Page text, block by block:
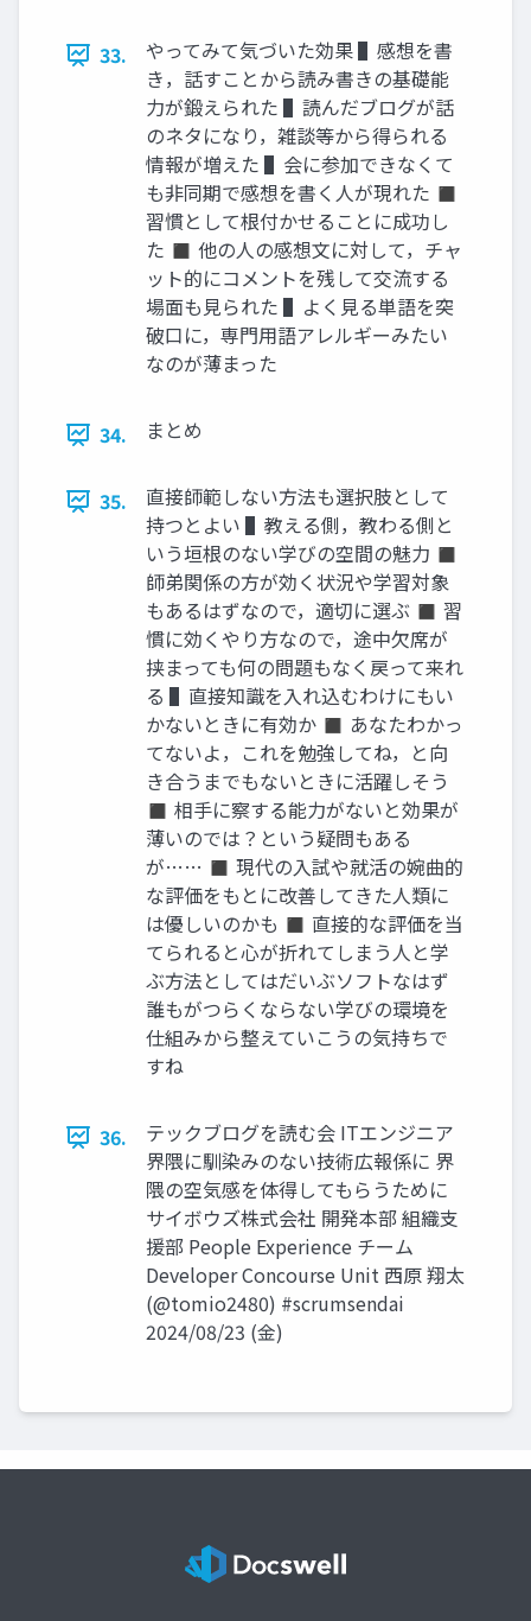
33.
やってみて気づいた効果 ▌感想を書
き，話すことから読み書きの基礎能
力が鍛えられた ▌読んだブログが話
のネタになり，雑談等から得られる
情報が増えた ▌会に参加できなくて
も非同期で感想を書く人が現れた ◼
習慣として根付かせることに成功し
た ◼ 他の人の感想文に対して，チャ
ット的にコメントを残して交流する
場面も見られた ▌よく見る単語を突
破口に，専門用語アレルギーみたい
なのが薄まった
34. まとめ
35.
直接師範しない方法も選択肢として
持つとよい ▌教える側，教わる側と
いう垣根のない学びの空間の魅力 ◼
師弟関係の方が効く状況や学習対象
もあるはずなので，適切に選ぶ ◼ 習
慣に効くやり方なので，途中欠席が
挟まっても何の問題もなく戻って来れ
る ▌直接知識を入れ込むわけにもい
かないときに有効か ◼ あなたわかっ
てないよ，これを勉強してね，と向
き合うまでもないときに活躍しそう
◼ 相手に察する能力がないと効果が
薄いのでは？という疑問もある
が…… ◼ 現代の入試や就活の婉曲的
な評価をもとに改善してきた人類に
は優しいのかも ◼ 直接的な評価を当
てられると心が折れてしまう人と学
ぶ方法としてはだいぶソフトなはず
誰もがつらくならない学びの環境を
仕組みから整えていこうの気持ちで
すね
36.
テックブログを読む会 ITエンジニア
界隈に馴染みのない技術広報係に 界
隈の空気感を体得してもらうために
サイボウズ株式会社 開発本部 組織支
援部 People Experience チーム
Developer Concourse Unit 西原 翔太
(@tomio2480) #scrumsendai
2024/08/23 (金)